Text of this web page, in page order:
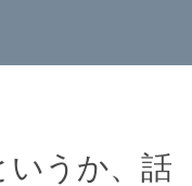
いうか、話